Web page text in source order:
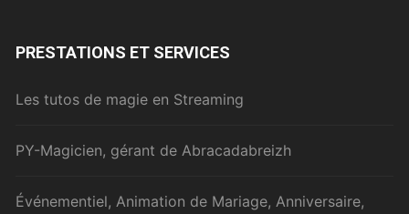
PRESTATIONS ET SERVICES
Les tutos de magie en Streaming
PY-Magicien, gérant de Abracadabreizh
Événementiel, Animation de Mariage, Anniversaire,